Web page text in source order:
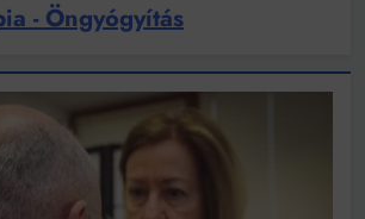
- Öngyógyítás